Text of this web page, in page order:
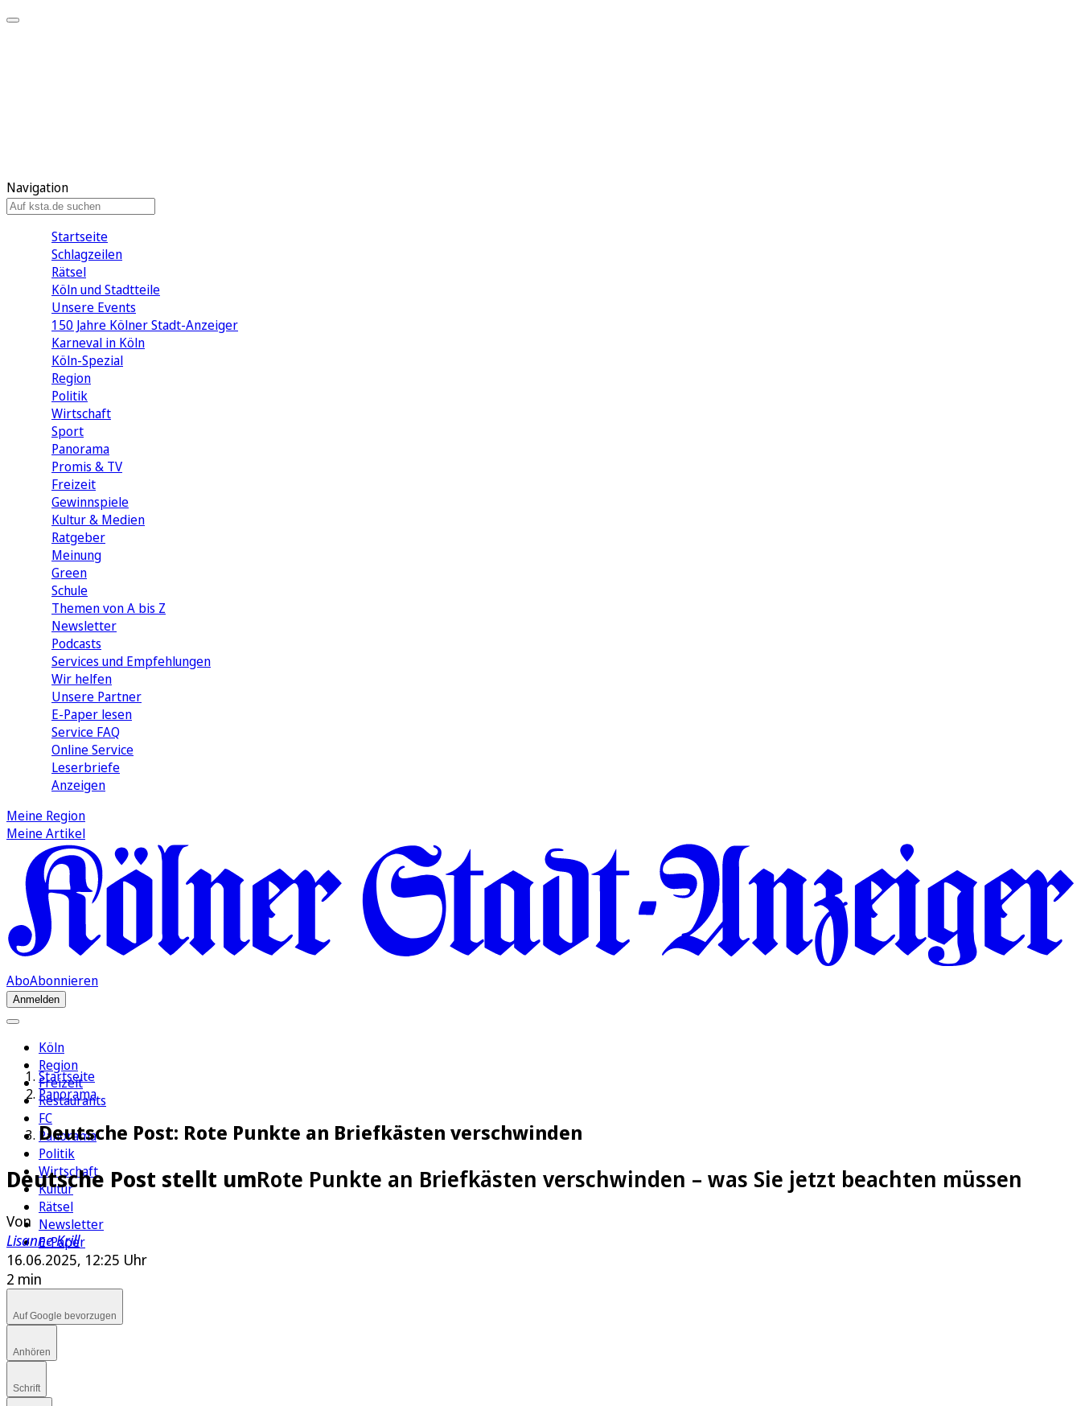
Navigation
Startseite
Schlagzeilen
Rätsel
Köln und Stadtteile
Unsere Events
150 Jahre Kölner Stadt-Anzeiger
Karneval in Köln
Köln-Spezial
Region
Politik
Wirtschaft
Sport
Panorama
Promis & TV
Freizeit
Gewinnspiele
Kultur & Medien
Ratgeber
Meinung
Green
Schule
Themen von A bis Z
Newsletter
Podcasts
Services und Empfehlungen
Wir helfen
Unsere Partner
E-Paper lesen
Service FAQ
Online Service
Leserbriefe
Anzeigen
Meine Region
Meine Artikel
AboAbonnieren
Anmelden
Köln
Region
Freizeit
Restaurants
FC
Panorama
Politik
Wirtschaft
Kultur
Rätsel
Newsletter
E-Paper
Startseite
Panorama
Deutsche Post: Rote Punkte an Briefkästen verschwinden
Deutsche Post stellt umRote Punkte an Briefkästen verschwinden – was Sie jetzt beachten müssen
Von
Lisanne Krill
16.06.2025, 12:25 Uhr
2 min
Auf Google bevorzugen
Anhören
Schrift